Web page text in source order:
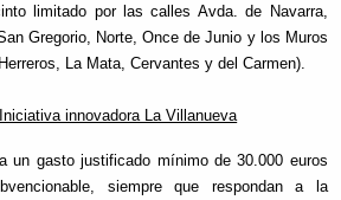
limitado por las calles Avda. de Navarra,
Gregorio, Norte, Once de Junio y los Muros
La Mata, Cervantes y del Carmen).
innovadora La Villanueva
un gasto justificado mínimo de 30.000 euros
siempre que respondan a la